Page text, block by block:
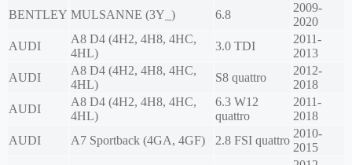
BENTLEY MULSANNE (3Y_) 6.8
2009-
2020
AUDI
A8 D4 (4H2, 4H8, 4HC,
4HL)
3.0 TDI
2011-
2013
AUDI
A8 D4 (4H2, 4H8, 4HC,
4HL)
S8 quattro
2012-
2018
AUDI
A8 D4 (4H2, 4H8, 4HC,
4HL)
6.3 W12
quattro
2011-
2018
AUDI
A7 Sportback (4GA, 4GF) 2.8 FSI quattro
2010-
2015